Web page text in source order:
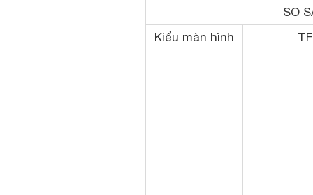
SO
Kiểu màn hình